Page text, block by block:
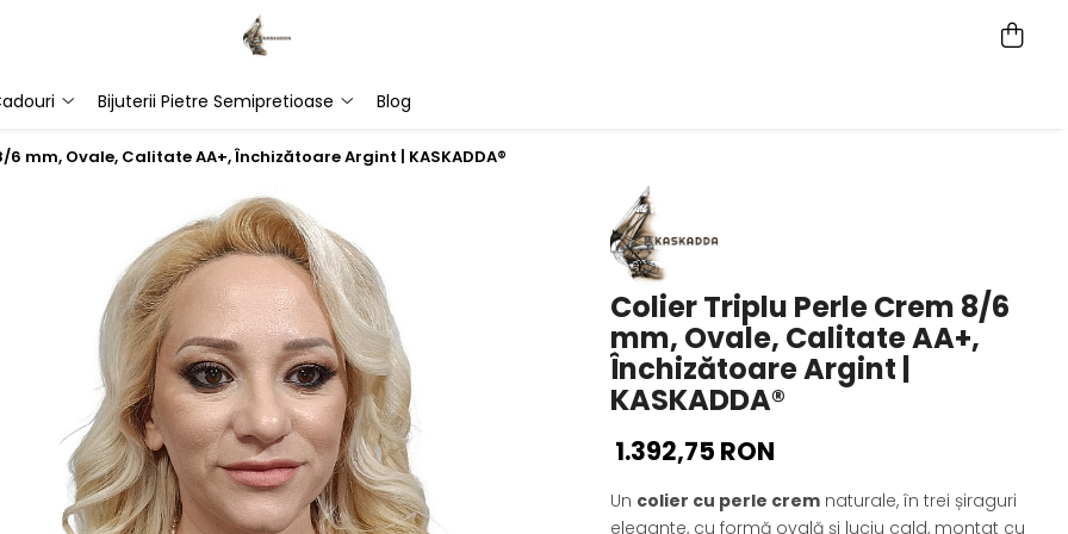
Bijuterii Pietre Semipretioase Blog
mm, Ovale, Calitate AA+, Închizătoare Argint | KASKADDA®
Colier Triplu Perle Crem 8/6
mm, Ovale, Calitate AA+,
Închizătoare Argint |
KASKADDA®
1.392,75 RON
Un colier cu perle crem naturale, în trei șiraguri
elegante, cu formă ovală și luciu cald, montat cu